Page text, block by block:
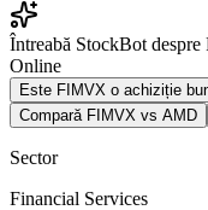
Întreabă StockBot
Online
Este FIMVX o achiziție
Compară FIMVX vs AMD
Sector
Financial Services